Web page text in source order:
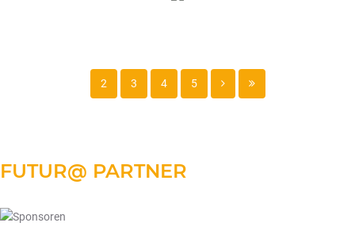
2 3 4 5
FUTUR@ PARTNER